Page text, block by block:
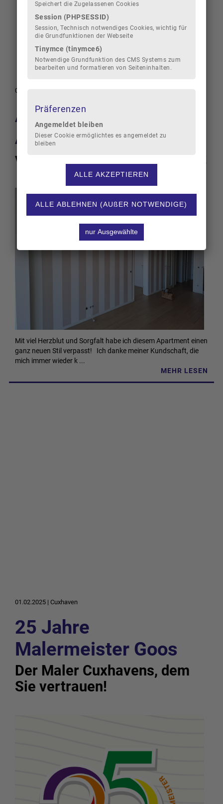
Speichert die Zugelassenen Cookies
Session (PHPSESSID)
Session, Technisch notwendiges Cookies, wichtig für
die Grundfunktionen der Webseite
Tinymce (tinymce6)
Notwendige Grundfunktion des CMS Systems zum
bearbeiten und formatieren von Seiteninhalten.
Präferenzen
Angemeldet bleiben
Dieser Cookie ermöglichtes es angemeldet zu
bleiben
Aufwertung eines
Apartments
von weiß zu maritim gestreift
Mit viel Herzblut und Sorgfalt habe ich diesem Apartment einen
ganz neuen Stil verpasst! Ich danke meiner Kundschaft, die
mich immer wieder k ...
MEHR LESEN
05.05.2025
25 Jahre
Malermeister Goos
Der Maler Cuxhavens, dem
Sie vertrauen!
01.02.2025 |Cuxhaven